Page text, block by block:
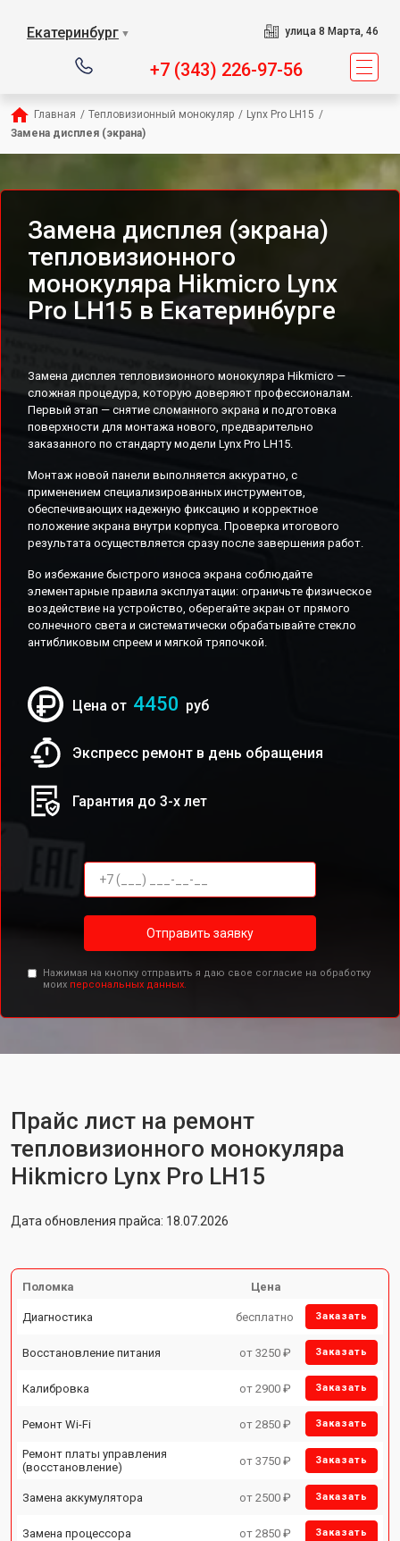
Екатеринбург ▼ улица 8 Марта, 46
+7 (343) 226-97-56
Главная / Тепловизионный монокуляр / Lynx Pro LH15 /
Замена дисплея (экрана)
Замена дисплея (экрана)
тепловизионного
монокуляра Hikmicro Lynx
Pro LH15 в Екатеринбурге
Замена дисплея тепловизионного монокуляра Hikmicro —
сложная процедура, которую доверяют профессионалам.
Первый этап — снятие сломанного экрана и подготовка
поверхности для монтажа нового, предварительно
заказанного по стандарту модели Lynx Pro LH15.
Монтаж новой панели выполняется аккуратно, с
применением специализированных инструментов,
обеспечивающих надежную фиксацию и корректное
положение экрана внутри корпуса. Проверка итогового
результата осуществляется сразу после завершения работ.
Во избежание быстрого износа экрана соблюдайте
элементарные правила эксплуатации: ограничьте физическое
воздействие на устройство, оберегайте экран от прямого
солнечного света и систематически обрабатывайте стекло
антибликовым спреем и мягкой тряпочкой.
Цена от 4450 руб
Экспресс ремонт в день обращения
Гарантия до 3-х лет
Отправить заявку
Нажимая на кнопку отправить я даю свое согласие на обработку
моих персональных данных.
Прайс лист на ремонт
тепловизионного монокуляра
Hikmicro Lynx Pro LH15
Дата обновления прайса: 18.07.2026
Поломка Цена
Диагностика бесплатно Заказать
Восстановление питания от 3250 ₽ Заказать
Калибровка от 2900 ₽ Заказать
Ремонт Wi-Fi от 2850 ₽ Заказать
Ремонт платы управления
(восстановление)
от 3750 ₽ Заказать
Замена аккумулятора от 2500 ₽ Заказать
Замена процессора от 2850 ₽ Заказать